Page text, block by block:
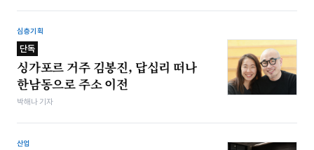
심층기획
단독
싱가포르 거주 김봉진, 답십리 떠나
한남동으로 주소 이전
박해나 기자
산업